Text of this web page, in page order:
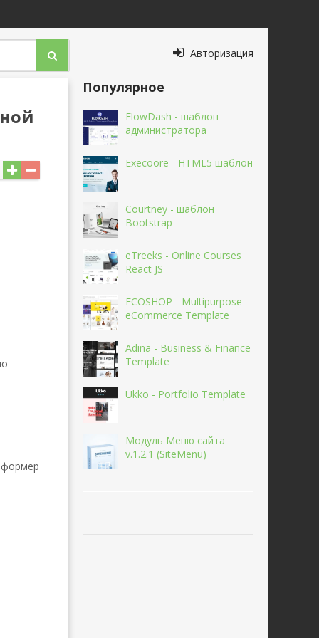
Авторизация
Популярное
FlowDash - шаблон
администратора
Execoore - HTML5 шаблон
Courtney - шаблон
Bootstrap
eTreeks - Online Courses
React JS
ECOSHOP - Multipurpose
eCommerce Template
Adina - Business & Finance
Template
Ukko - Portfolio Template
Модуль Меню сайта
v.1.2.1 (SiteMenu)